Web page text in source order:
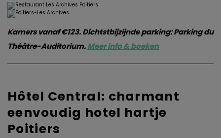
Kamers vanaf €123. Dichtstbijzijnde parking: Parking du
Théâtre-Auditorium.Meer info & boeken
Hôtel Central: charmant
eenvoudig hotel hartje
Poitiers